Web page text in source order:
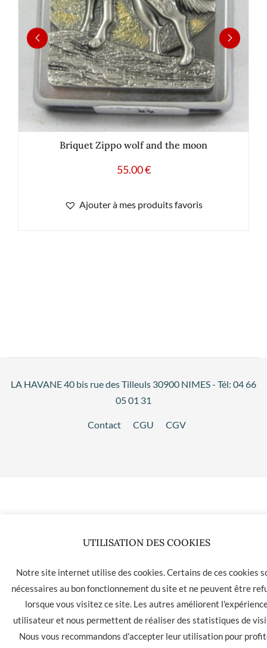
Briquet Zippo wolf and the moon
55.00€
Ajouter à mes produits favoris
LA HAVANE 40 bis rue des Tilleuls 30900 NIMES - Tél: 04 66
05 01 31
Contact CGU CGV
UTILISATION DES COOKIES
Notre site internet utilise des cookies. Certains de ces cookies
nécessaires au bon fonctionnement du site et ne peuvent être
lorsque vous visitez ce site. Les autres améliorent
utilisateur et nous permettent de réaliser des statistiques de
Nous vous recommandons d'accepter leur utilisation pour